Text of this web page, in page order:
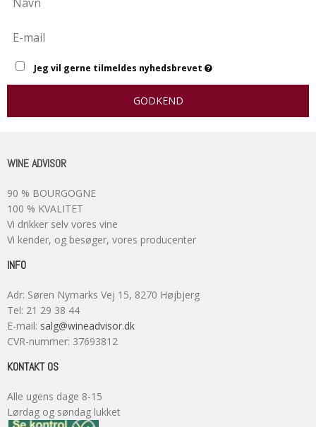
Jeg vil gerne tilmeldes nyhedsbrevet
GODKEND
WINE ADVISOR
90 % BOURGOGNE
100 % KVALITET
Vi drikker selv vores vine
Vi kender, og besøger, vores producenter
INFO
Adr: Søren Nymarks Vej 15, 8270 Højbjerg
Tel: 21 29 38 44
E-mail: salg@wineadvisor.dk
CVR-nummer: 37693812
KONTAKT OS
Alle ugens dage 8-15
Lørdag og søndag lukket